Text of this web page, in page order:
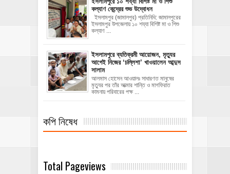
কল্যাণ কেন্দ্রের শুভ উদ্বোধন
ইসলামপুর (জামালপুর) প্রতিনিধি: জামালপুরের
ইসলামপুর উপজেলায় ১০ শয্যা বিশিষ্ট মা ও শিশু
কল্যাণ ...
‎ইসলামপুরে ব্যতিক্রমী আয়োজন, মৃত্যুর
আগেই নিজের ‘চল্লিশা’ খাওয়ালেন আব্দুস
সালাম
আলমাস হোসেন আওয়ালঃ ‎​সাধারণত মানুষের
মৃত্যুর পর তাঁর আত্মার শান্তি ও মাগফিরাত
কামনায় পরিবারের পক্ষ ...
কপি নিষেধ
Total Pageviews